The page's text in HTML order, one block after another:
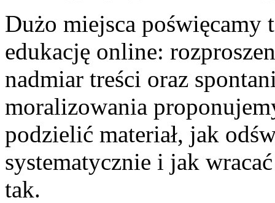
Dużo miejsca
edukację online:
nadmiar treści oraz
moralizowania
podzielić materiał, jak
systematycznie i jak
tak.